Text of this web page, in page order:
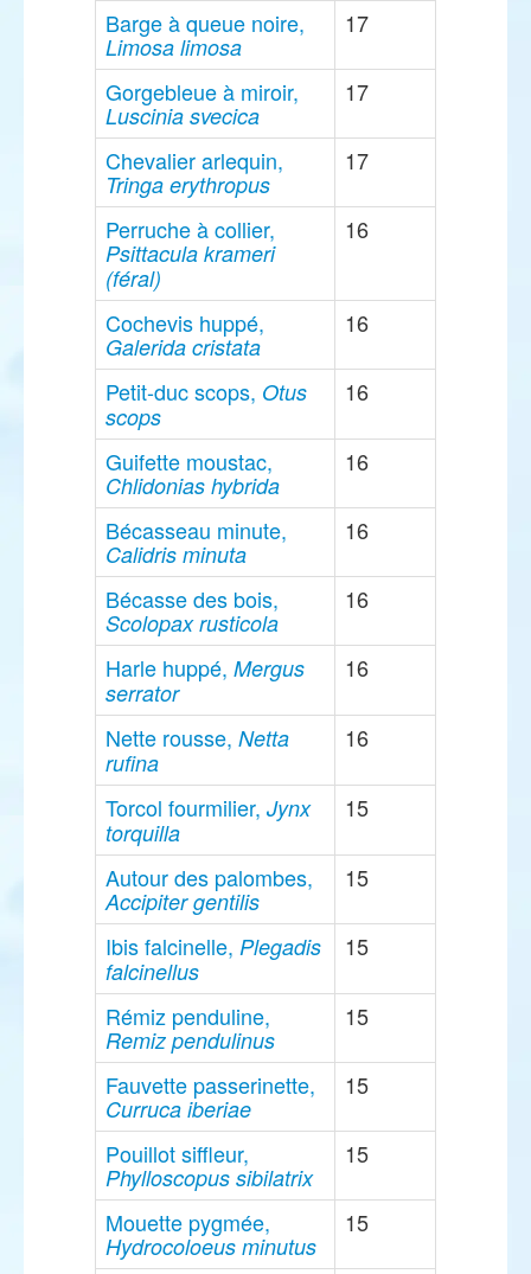
Barge à queue noire,
Limosa limosa
17
Gorgebleue à miroir,
Luscinia svecica
17
Chevalier arlequin,
Tringa erythropus
17
Perruche à collier,
Psittacula krameri
(féral)
16
Cochevis huppé,
Galerida cristata
16
Petit-duc scops, Otus
scops
16
Guifette moustac,
Chlidonias hybrida
16
Bécasseau minute,
Calidris minuta
16
Bécasse des bois,
Scolopax rusticola
16
Harle huppé, Mergus
serrator
16
Nette rousse, Netta
rufina
16
Torcol fourmilier, Jynx
torquilla
15
Autour des palombes,
Accipiter gentilis
15
Ibis falcinelle, Plegadis
falcinellus
15
Rémiz penduline,
Remiz pendulinus
15
Fauvette passerinette,
Curruca iberiae
15
Pouillot siffleur,
Phylloscopus sibilatrix
15
Mouette pygmée,
Hydrocoloeus minutus
15